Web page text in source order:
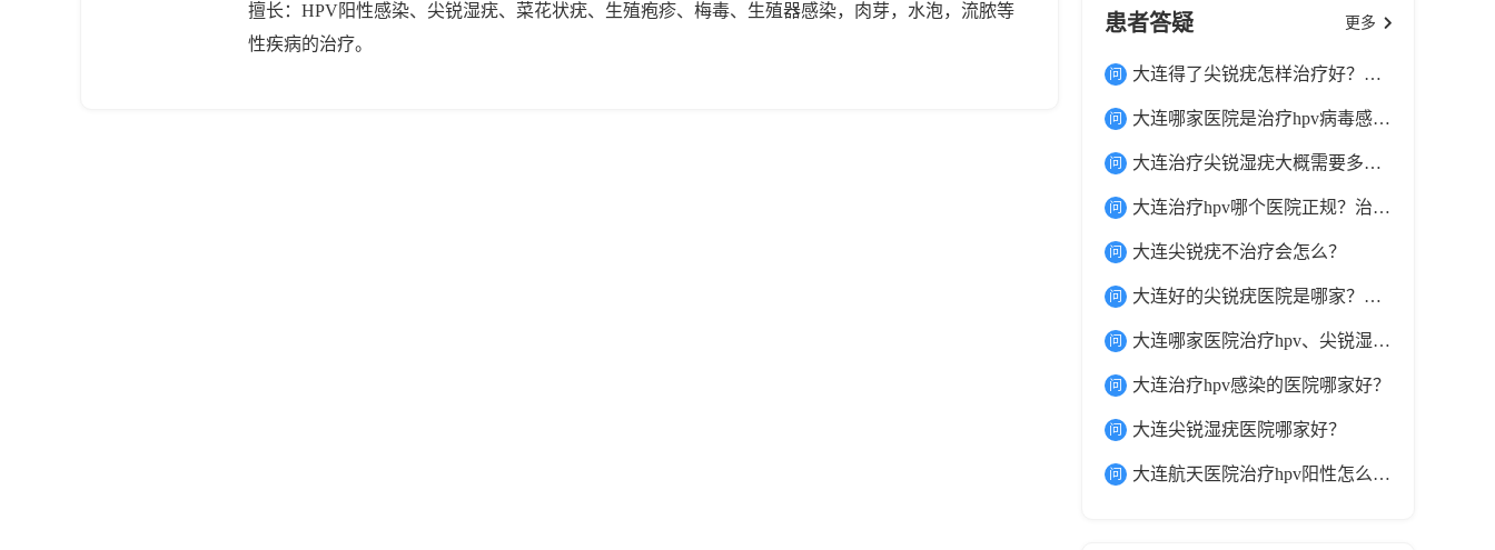
擅长：HPV阳性感染、尖锐湿疣、菜花状疣、生殖疱疹、梅毒、生殖器感染，肉芽，水泡，流脓等
性疾病的治疗。
患者答疑 更多
大连得了尖锐疣怎样治疗好？湿疣能不能治疗好？
大连哪家医院是治疗hpv病毒感染的好医院?
大连治疗尖锐湿疣大概需要多少钱？
大连治疗hpv哪个医院正规？治hpv正规医院在哪里？
大连尖锐疣不治疗会怎么？
大连好的尖锐疣医院是哪家？大连航天医院口碑好吗？
大连哪家医院治疗hpv、尖锐湿疣最有名？
大连治疗hpv感染的医院哪家好？
大连尖锐湿疣医院哪家好？
大连航天医院治疗hpv阳性怎么样？